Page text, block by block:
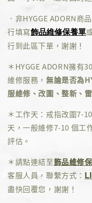
．非HYGGE ADORN商
行填寫飾品維修保養單
行到此區下單，謝謝！
＊HYGGE ADORN擁有
維修服務， 無論是否為
服維修、改圍、整新、
＊工作天：戒指改圍7-
天，一般維修7-10 個工
評估。
＊請點連結至飾品維修
客服人員，聯繫方式：
盡快回覆您，謝謝！